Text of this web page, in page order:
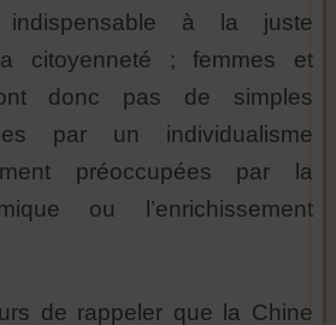
indispensable à la juste
citoyenneté ; femmes et
donc pas de simples
par un individualisme
préoccupées par la
ou l’enrichissement
de rappeler que la Chine